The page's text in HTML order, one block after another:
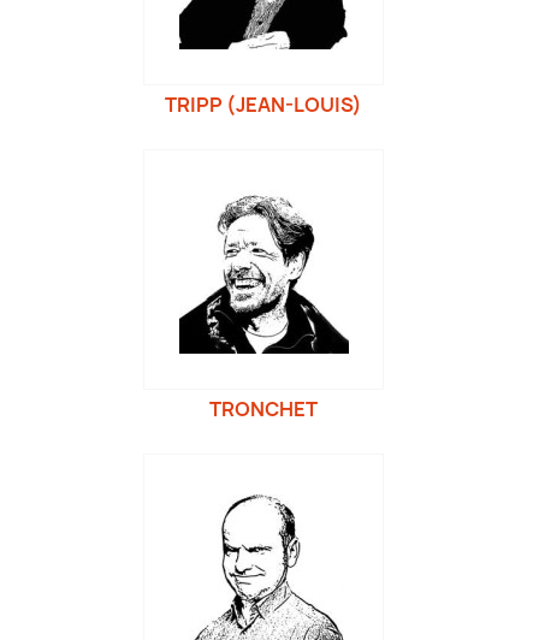
TRIPP (JEAN-LOUIS)
TRONCHET